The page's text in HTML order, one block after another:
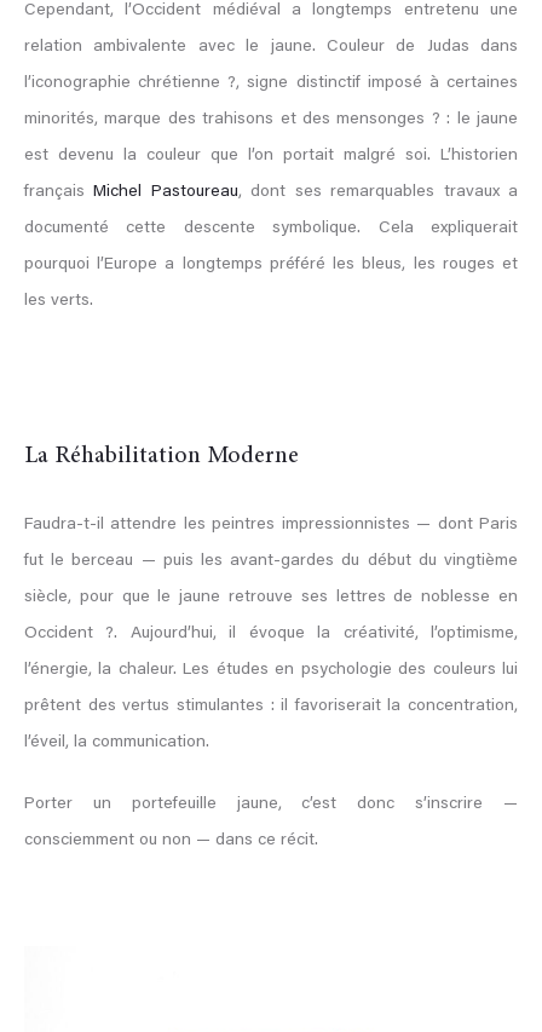
Cependant, l’Occident médiéval a longtemps entretenu une
relation ambivalente avec le jaune. Couleur de Judas dans
l’iconographie chrétienne ?, signe distinctif imposé à certaines
minorités, marque des trahisons et des mensonges ? : le jaune
est devenu la couleur que l’on portait malgré soi. L’historien
françaisMichel Pastoureau, dont ses remarquables travaux a
documenté cette descente symbolique. Cela expliquerait
pourquoi l’Europe a longtemps préféré les bleus, les rouges et
les verts.
La Réhabilitation Moderne
Faudra-t-il attendre les peintres impressionnistes — dont Paris
fut le berceau — puis les avant-gardes du début du vingtième
siècle, pour que le jaune retrouve ses lettres de noblesse en
Occident ?. Aujourd’hui, il évoque la créativité, l’optimisme,
l’énergie, la chaleur. Les études en psychologie des couleurs lui
prêtent des vertus stimulantes : il favoriserait la concentration,
l’éveil, la communication.
Porter un portefeuille jaune, c’est donc s’inscrire —
consciemment ou non — dans ce récit.